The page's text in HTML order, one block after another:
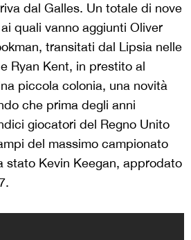
dal Galles. Un totale di nove
quali vanno aggiunti Oliver
transitati dal Lipsia nelle
Ryan Kent, in prestito al
piccola colonia, una novità
che prima degli anni
giocatori del Regno Unito
del massimo campionato
stato Kevin Keegan, approdato